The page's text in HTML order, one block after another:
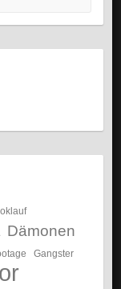
Dämonen
Gangster